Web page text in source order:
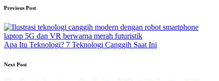
Previous Post
Apa Itu Teknologi? 7 Teknologi Canggih Saat Ini
Next Post